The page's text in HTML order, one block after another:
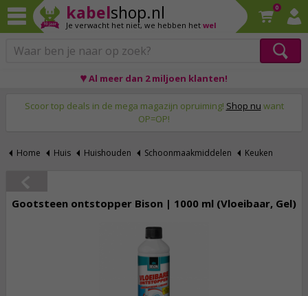
kabelshop.nl
Je verwacht het niet, we hebben het wel
0
♥ Al meer dan 2 miljoen klanten!
Scoor top deals in de mega magazijn opruiming! Shop nu want
OP=OP!
Home Huis Huishouden Schoonmaakmiddelen Keuken
Gootsteen ontstopper Bison | 1000 ml (Vloeibaar, Gel)